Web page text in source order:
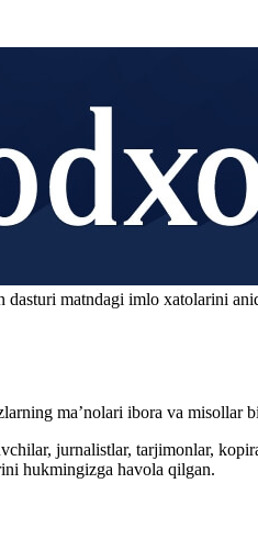
matndagi imlo xatolarini
ma’nolari ibora va misollar
jurnalistlar, tarjimonlar,
hukmingizga havola qilgan.